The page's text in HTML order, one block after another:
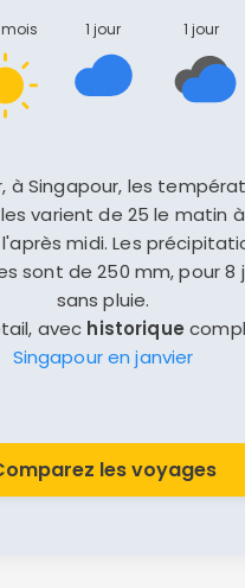
1 jour 1 jour
à Singapour, les
varient de 25 le matin
midi. Les
sont de 250 mm, pour 8
sans pluie.
avec historique
Singapour en janvier
les voyages